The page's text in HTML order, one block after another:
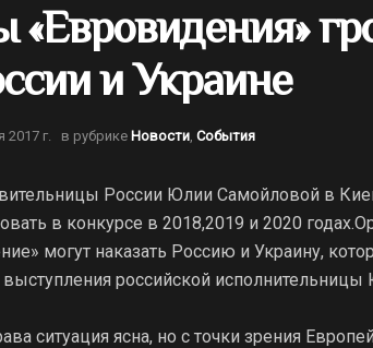
«Евровидения»
и Украине
2017 г. в рубрике Новости События
России Юлии Самойловой в
в конкурсе в 2018,2019 и 2020 годах.
могут наказать Россию и Украину,
выступления российской
ситуация ясна, но с точки зрения